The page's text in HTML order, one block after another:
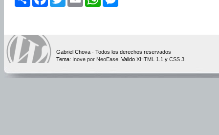
Gabriel Chova - Todos los derechos reservados
Tema: Inove por NeoEase . Valido XHTML 1.1 y CSS 3